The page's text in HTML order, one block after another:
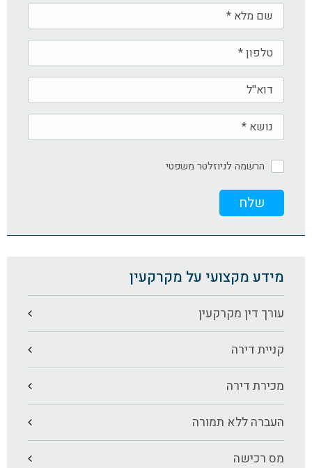
הרשמה לניוזלטר משפטי
מידע מקצועי על מקרקעין
עורך דין מקרקעין
קניית דירה
מכירת דירה
העברה ללא תמורה
מס רכישה